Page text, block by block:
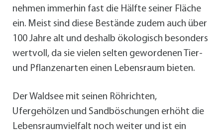
nehmen immerhin fast die Hälfte seiner Fläche
ein. Meist sind diese Bestände zudem auch über
100 Jahre alt und deshalb ökologisch besonders
wertvoll, da sie vielen selten gewordenen Tier-
und Pflanzenarten einen Lebensraum bieten.
Der Waldsee mit seinen Röhrichten,
Ufergehölzen und Sandböschungen erhöht die
Lebensraumvielfalt noch weiter und ist ein